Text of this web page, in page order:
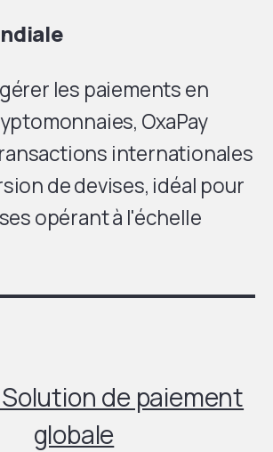
les paiements en
OxaPay
internationales
de devises, idéal pour
opérant à l'échelle
de paiement
globale